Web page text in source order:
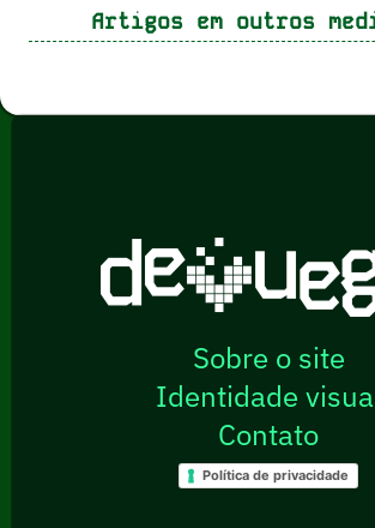
Artigos em outros
Sobre o site
Identidade
Contato
Política de privacidade